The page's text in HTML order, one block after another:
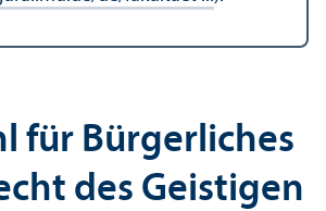
für Bürgerliches
des Geistigen